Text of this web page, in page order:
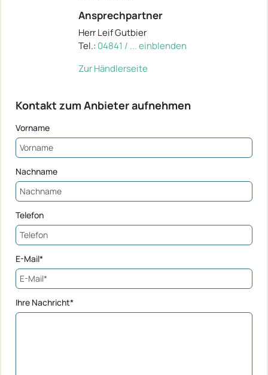
Ansprechpartner
Herr Leif Gutbier
Tel.: 04841 / ... einblenden
Zur Händlerseite
Kontakt zum Anbieter aufnehmen
Vorname
Nachname
Telefon
E-Mail*
Ihre Nachricht*